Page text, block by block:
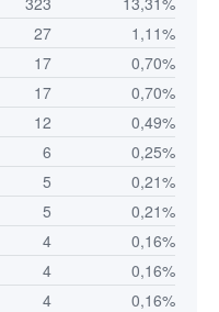
27
1,11%
17
0,70%
17
0,70%
12
0,49%
6
0,25%
5
0,21%
5
0,21%
4
0,16%
4
0,16%
4
0,16%